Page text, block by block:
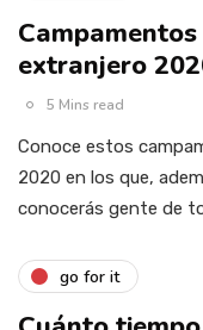
extranjero
5 Mins read
Conoce estos
2020 en los que,
conocerás gente de
go for it